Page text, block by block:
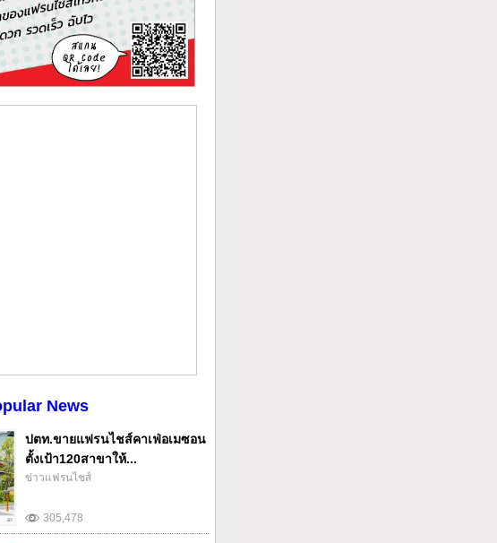
News
305,478
ปตท.ขายแฟรนไชส์คาเฟ่อเมซอน
ตั้งเป้า120สาขาให้...
ข่าวแฟรนไชส์